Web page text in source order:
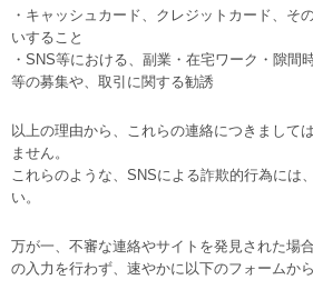
・キャッシュカード、クレジットカード、そ
いすること
・SNS等における、副業・在宅ワーク・隙間
等の募集や、取引に関する勧誘
以上の理由から、これらの連絡につきまして
ません。
これらのような、SNSによる詐欺的行為には
い。
万が一、不審な連絡やサイトを発見された場
の入力を行わず、速やかに以下のフォームか